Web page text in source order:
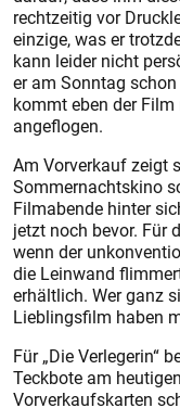
rechtzeitig vor
einzige, was er
kann leider nicht
er am Sonntag
kommt eben der
angeflogen.
Am Vorverkauf zeigt
Sommernachtskino
Filmabende hinter
jetzt noch bevor. Für
wenn der
die Leinwand
erhältlich. Wer ganz
Lieblingsfilm haben
Für „Die Verlegerin“
Teckbote am
Vorverkaufskarten